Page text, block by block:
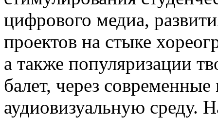
цифрового медиа,
проектов на стыке
а также популяризации
балет, через
аудиовизуальную среду.